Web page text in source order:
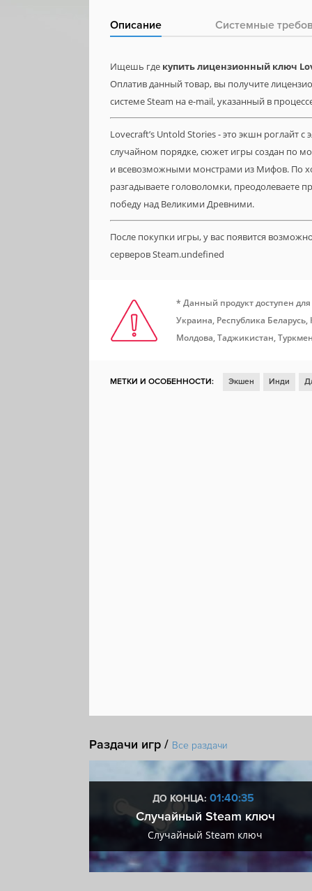
Описание Системные
Ищешь где купить лицензионный ключ
Оплатив данный товар, вы получите
системе Steam на e-mail, указанный в
Lovecraft’s Untold Stories - это экшн роглайт
случайном порядке, сюжет игры создан по
и всевозможными монстрами из Мифов. По
разгадываете головоломки,
победу над Великими Древними.
После покупки игры, у вас появится
серверов Steam.undefined
* Данный продукт доступен
Украина, Республика
Молдова, Таджикистан,
МЕТКИ И ОСОБЕННОСТИ: Экшен Инди
Раздачи игр / Все раздачи
ДО КОНЦА: 01:40:34
Случайный Steam ключ
Случайный Steam ключ